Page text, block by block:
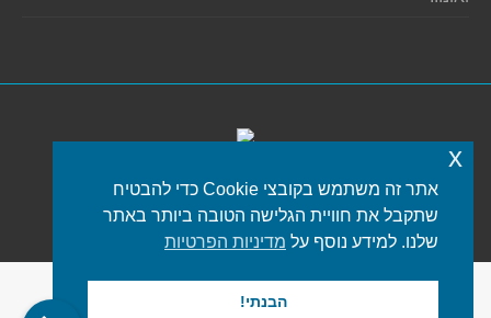
כל הזכויות שמורות © 2021 iStone
פורטל שיש
תפריט תחתון
אתר זה משתמש בקובצי Cookie כדי להבטיח
שתקבל את חוויית הגלישה הטובה ביותר באתר
שלנו. למידע נוסף על מדיניות הפרטיות
הבנתי!
x